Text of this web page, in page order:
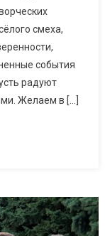
смеха,
события
радуют
Желаем в […]